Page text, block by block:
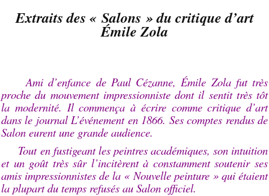
Extraits des « Salons » du critique d’art
Émile Zola
Ami d’enfance de Paul Cézanne, Émile Zola fut très
proche du mouvement impressionniste dont il sentit très tôt
la modernité. Il commença à écrire comme critique d’art
dans le journal L’événement en 1866. Ses comptes rendus de
Salon eurent une grande audience.
Tout en fustigeant les peintres académiques, son intuition
et un goût très sûr l’incitèrent à constamment soutenir ses
amis impressionnistes de la « Nouvelle peinture » qui étaient
la plupart du temps refusés au Salon officiel.